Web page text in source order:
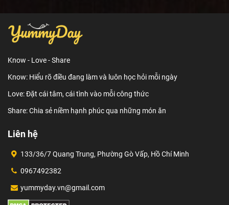
Know - Love - Share
Know: Hiểu rõ điều đang làm và luôn học hỏi mỗi ngày
Love: Đặt cái tâm, cái tình vào mỗi công thức
Share: Chia sẻ niềm hạnh phúc qua những món ăn
Liên hệ
133/36/7 Quang Trung, Phường Gò Vấp, Hồ Chí Minh
0967492382
yummyday.vn@gmail.com